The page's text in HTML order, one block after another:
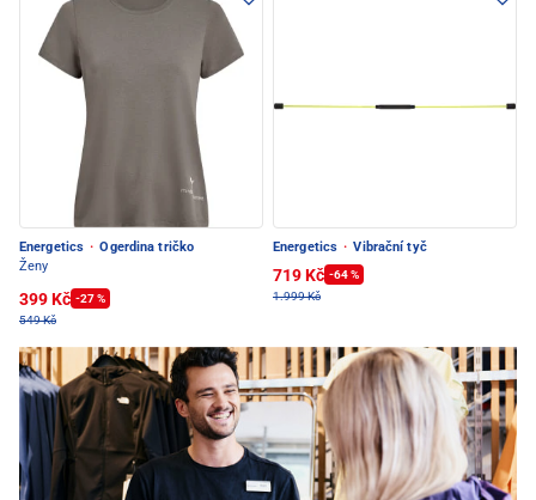
Energetics · Ogerdina tričko
Ženy
399 Kč -27 %
549 Kč
Energetics · Vibrační tyč
719 Kč -64 %
1.999 Kč